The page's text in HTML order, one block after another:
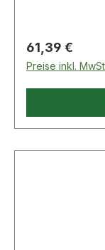
Regulärer
61,39 €
Preise inkl.